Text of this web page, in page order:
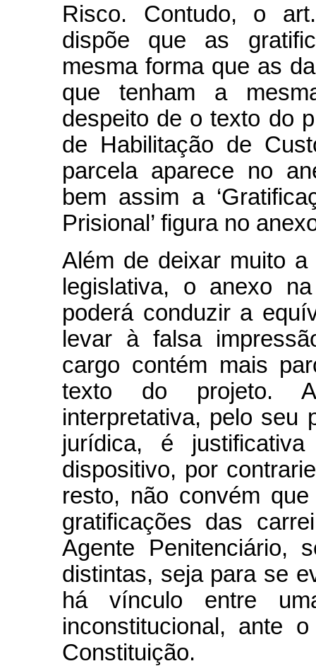
Risco. Contudo, o
dispõe que as
mesma forma que as
que tenham a
despeito de o texto do
de Habilitação de
parcela aparece no
bem assim a
Prisional’ figura no
Além de deixar muito
legislativa, o anexo
poderá conduzir a
levar à falsa
cargo contém mais
texto do projeto.
interpretativa, pelo seu
jurídica, é
dispositivo, por
resto, não convém
gratificações das
Agente Penitenciário,
distintas, seja para se
há vínculo entre
inconstitucional, ante
Constituição.